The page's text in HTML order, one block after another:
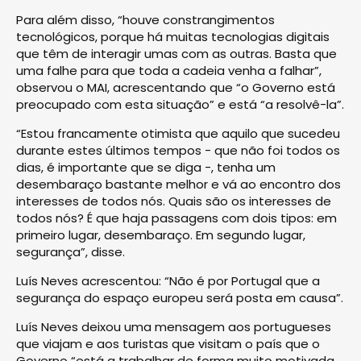
Para além disso, “houve constrangimentos
tecnológicos, porque há muitas tecnologias digitais
que têm de interagir umas com as outras. Basta que
uma falhe para que toda a cadeia venha a falhar”,
observou o MAI, acrescentando que “o Governo está
preocupado com esta situação” e está “a resolvê-la”.
“Estou francamente otimista que aquilo que sucedeu
durante estes últimos tempos - que não foi todos os
dias, é importante que se diga -, tenha um
desembaraço bastante melhor e vá ao encontro dos
interesses de todos nós. Quais são os interesses de
todos nós? É que haja passagens com dois tipos: em
primeiro lugar, desembaraço. Em segundo lugar,
segurança”, disse.
Luís Neves acrescentou: “Não é por Portugal que a
segurança do espaço europeu será posta em causa”.
Luís Neves deixou uma mensagem aos portugueses
que viajam e aos turistas que visitam o país que o